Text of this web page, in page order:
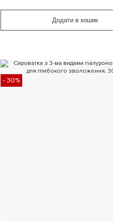
Додати в кошик
- 30%